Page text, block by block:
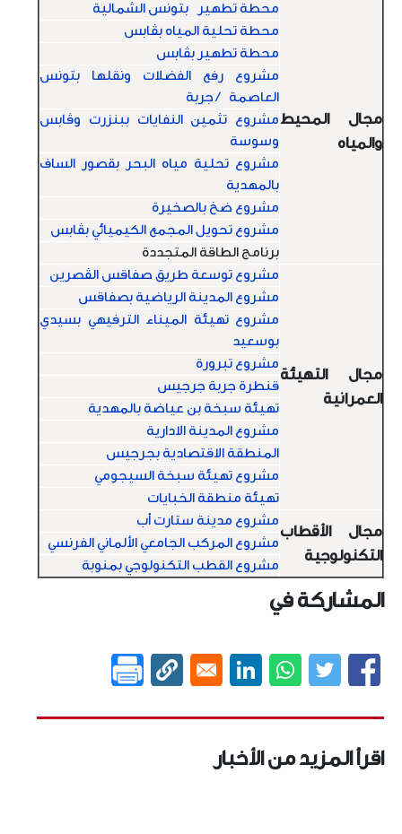
مجال المحيط
والمياه
محطة تطهير بتونس الشمالية
محطة تحلية المياه بڤابس
محطة تطهير بڤابس
مشروع رفع الفضلات ونقلها بتونس
العاصمة / جربة
مشروع تثمين النفايات ببنزرت وڤابس
وسوسة
مشروع تحلية مياه البحر بقصور الساف
بالمهدية
مشروع ضخ بالصخيرة
مشروع تحويل المجمع الكيميائي بڤابس
برنامج الطاقة المتجددة
مجال التهيئة
العمرانية
مشروع توسعة طريق صفاقس الڤصرين
مشروع المدينة الرياضية بصفاقس
مشروع تهيئة الميناء الترفيهي بسيدي
بوسعيد
مشروع تبرورة
قنطرة جربة جرجيس
تهيئة سبخة بن عياضة بالمهدية
مشروع المدينة الادارية
المنطقة الاقتصادية بجرجيس
مشروع تهيئة سبخة السيجومي
تهيئة منطقة الخبايات
مجال الأقطاب
التكنولوجية
مشروع مدينة ستارت أب
مشروع المركب الجامعي الألماني الفرنسي
مشروع القطب التكنولوجي بمنوبة
المشاركة في
اقرأ المزيد من الأخبار